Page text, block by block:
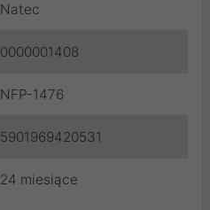
Natec
0000001408
NFP-1476
5901969420531
24 miesiące